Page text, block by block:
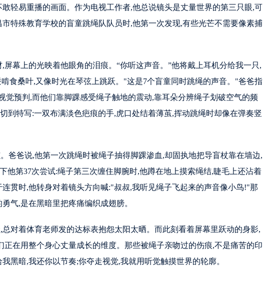
轻易重播的画面。作为电视工作者,他总说镜头是丈量世界的第三只眼,可
特殊教育学校的盲童跳绳队队员时,他第一次发现,有些光芒不需要像素捕
幕上的光映着他眼角的泪痕。“你听这声音。”他将戴上耳机分给我一只,
食桑叶,又像时光在琴弦上跳跃。"这是7个盲童同时跳绳的声音。"爸爸指
觉预判,而他们靠脚踝感受绳子触地的震动,靠耳朵分辨绳子划破空气的频
到特写:一双布满淡色疤痕的手,虎口处结着薄茧,挥动跳绳时却像在弹奏竖
爸爸说,他第一次跳绳时被绳子抽得脚踝渗血,却固执地把导盲杖靠在墙边,
他第37次尝试:绳子第三次缠住脚腕时,他蹲在地上摸索绳结,睫毛上还沾着
贯时,他转身对着镜头方向喊:"叔叔,我听见绳子飞起来的声音像小鸟!"那
气,是在黑暗里把疼痛编织成翅膀。
对着体育老师发的达标表抱怨太阳太晒。而此刻看着屏幕里跃动的身影,
正在用整个身心丈量成长的维度。那些被绳子亲吻过的伤痕,不是痛苦的印
暗,我还你以节奏;你夺走视觉,我就用听觉触摸世界的轮廓。